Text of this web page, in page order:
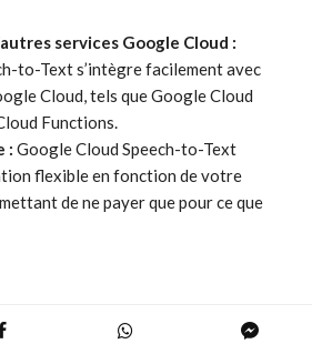
services Google Cloud :
to-Text s’intègre facilement avec
Cloud, tels que Google Cloud
Functions.
: Google Cloud Speech-to-Text
flexible en fonction de votre
de ne payer que pour ce que